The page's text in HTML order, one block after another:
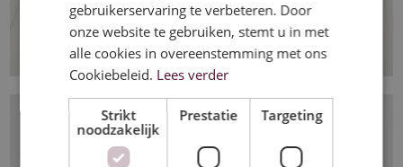
gebruikerservaring te verbeteren. Door
onze website te gebruiken, stemt u in met
alle cookies in overeenstemming met ons
Cookiebeleid. Lees verder
Strikt
noodzakelijk
Prestatie Targeting